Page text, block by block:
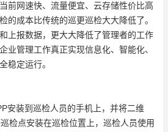
前网速快、流量便宜、云存储性价比高
的成本比传统的巡更巡检大大降低了。
上报数据，更大大降低了管理者的工作
业管理工作真正实现信息化、智能化、
稳定运行。
安装到巡检人员的手机上，并将二维
检点安装在巡检位置上，巡检人员使用